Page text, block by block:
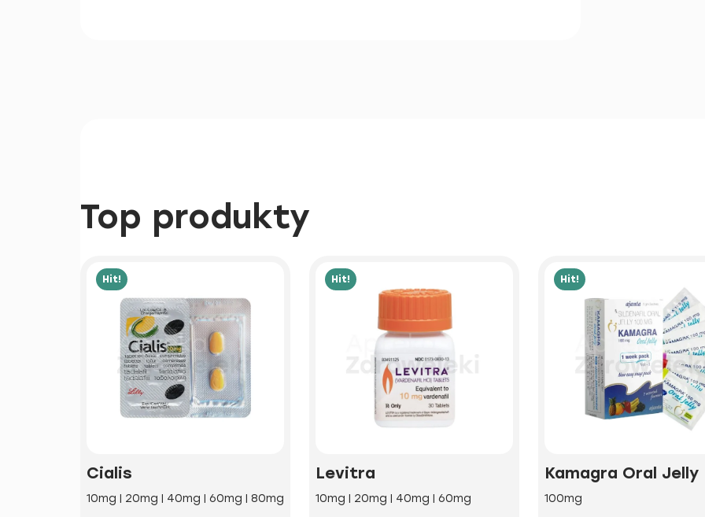
Top produkty
Hit!
Cialis
10mg | 20mg | 40mg | 60mg | 80mg
Hit!
Levitra
10mg | 20mg | 40mg | 60mg
Hit!
Kamagra Oral Jelly
100mg